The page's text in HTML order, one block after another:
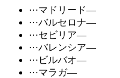
⋯マドリード—
⋯バルセロナ—
⋯セビリア—
⋯バレンシア—
⋯ ビルバオ—
⋯マラガ—